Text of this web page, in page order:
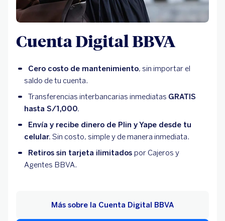
Cuenta Digital BBVA
Cero costo de mantenimiento, sin importar el
saldo de tu cuenta.
Transferencias interbancarias inmediatas GRATIS
hasta S/1,000.
Envía y recibe dinero de Plin y Yape desde tu
celular. Sin costo, simple y de manera inmediata.
Retiros sin tarjeta ilimitados por Cajeros y
Agentes BBVA.
Más sobre la Cuenta Digital BBVA